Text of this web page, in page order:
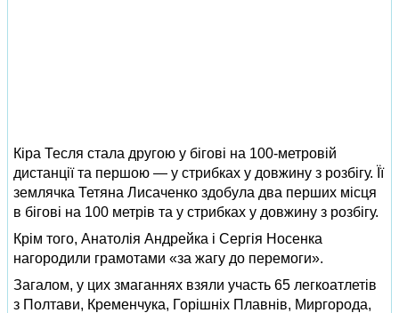
Кіра Тесля стала другою у бігові на 100-метровій
дистанції та першою — у стрибках у довжину з розбігу. Її
землячка Тетяна Лисаченко здобула два перших місця
в бігові на 100 метрів та у стрибках у довжину з розбігу.
Крім того, Анатолія Андрейка і Сергія Носенка
нагородили грамотами «за жагу до перемоги».
Загалом, у цих змаганнях взяли участь 65 легкоатлетів
з Полтави, Кременчука, Горішніх Плавнів, Миргорода,